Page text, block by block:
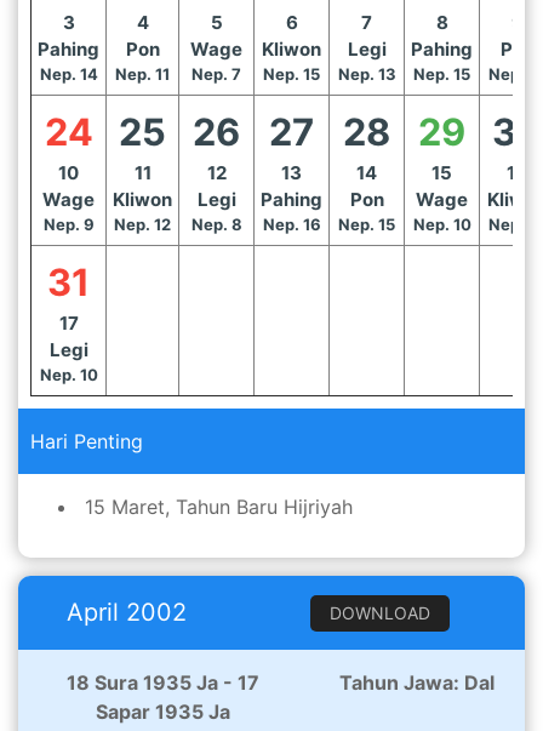
3
Pahing
Nep. 14
4
Pon
Nep. 11
5
Wage
Nep. 7
6
Kliwon
Nep. 15
7
Legi
Nep. 13
8
Pahing
Nep. 15
9
Pon
Nep.
24
10
Wage
Nep. 9
25
11
Kliwon
Nep. 12
26
12
Legi
Nep. 8
27
13
Pahing
Nep. 16
28
14
Pon
Nep. 15
29
15
Wage
Nep. 10
30
16
Nep.
31
17
Legi
Nep. 10
Hari Penting
15 Maret, Tahun Baru Hijriyah
April 2002 DOWNLOAD
18 Sura 1935 Ja - 17
Sapar 1935 Ja
Tahun Jawa: Dal